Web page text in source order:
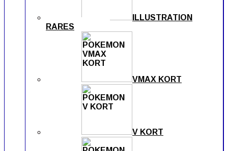
ILLUSTRATION
RARES
VMAX KORT
V KORT